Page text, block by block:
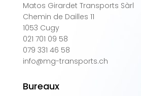
Matos Girardet Transports Sàrl
Chemin de Dailles 11
1053 Cugy
021 701 09 58
079 331 46 58
info@mg-transports.ch
Bureaux